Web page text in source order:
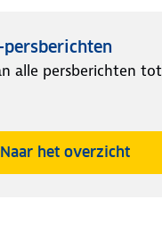
persberichten
alle persberichten
Naar het overzicht